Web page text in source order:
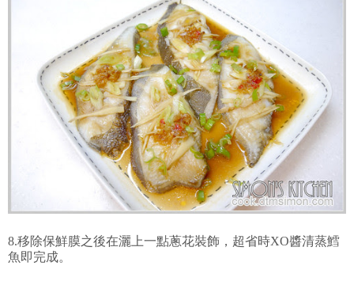
8.移除保鮮膜之後在灑上一點蔥花裝飾，超省時XO醬清蒸鱈
魚即完成。